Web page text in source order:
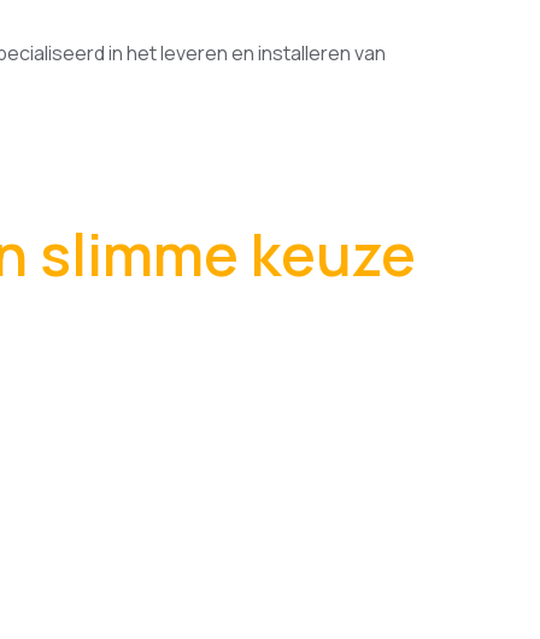
in het leveren en installeren van
slimme keuze